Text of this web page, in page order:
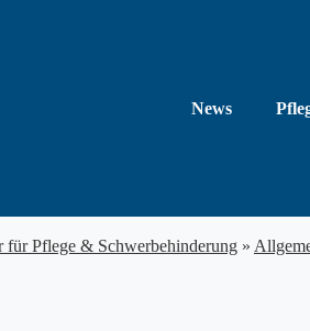
News
für Pflege & Schwerbehinderung »